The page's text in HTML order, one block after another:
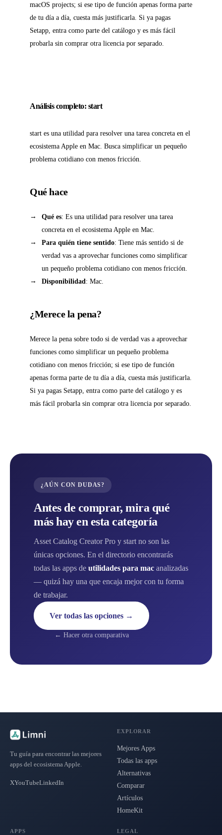
macOS projects; si ese tipo de función apenas forma parte
de tu día a día, cuesta más justificarla. Si ya pagas
Setapp, entra como parte del catálogo y es más fácil
probarla sin comprar otra licencia por separado.
Análisis completo: start
start es una utilidad para resolver una tarea concreta en el
ecosistema Apple en Mac. Busca simplificar un pequeño
problema cotidiano con menos fricción.
Qué hace
Qué es: Es una utilidad para resolver una tarea
concreta en el ecosistema Apple en Mac.
Para quién tiene sentido: Tiene más sentido si de
verdad vas a aprovechar funciones como simplificar
un pequeño problema cotidiano con menos fricción.
Disponibilidad: Mac.
¿Merece la pena?
Merece la pena sobre todo si de verdad vas a aprovechar
funciones como simplificar un pequeño problema
cotidiano con menos fricción; si ese tipo de función
apenas forma parte de tu día a día, cuesta más justificarla.
Si ya pagas Setapp, entra como parte del catálogo y es
más fácil probarla sin comprar otra licencia por separado.
¿AÚN CON DUDAS?
Antes de comprar, mira qué
más hay en esta categoría
Asset Catalog Creator Pro y start no son las
únicas opciones. En el directorio encontrarás
todas las apps de utilidades para mac analizadas
— quizá hay una que encaja mejor con tu forma
de trabajar.
Ver todas las opciones →
← Hacer otra comparativa
Tu guía para encontrar las mejores
apps del ecosistema Apple.
XYouTubeLinkedIn
EXPLORAR
Mejores Apps
Todas las apps
Alternativas
Comparar
Artículos
HomeKit
APPS LEGAL